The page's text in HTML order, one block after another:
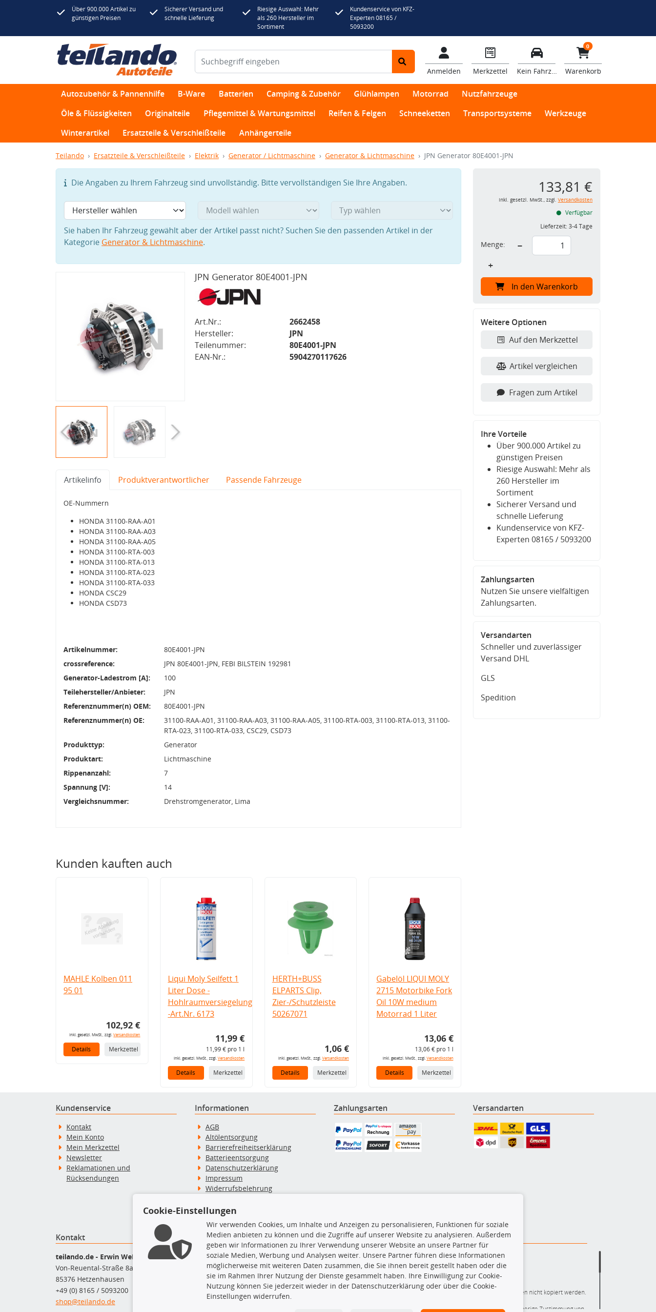
Über 900.000 Artikel zu
günstigen Preisen
Sicherer Versand und
schnelle Lieferung
Riesige Auswahl: Mehr
als 260 Hersteller im
Sortiment
Kundenservice von KFZ-
Experten 08165 /
5093200
Anmelden Merkzettel Kein Fahrzeug
0
Warenkorb
Autozubehör & Pannenhilfe B-Ware Batterien Camping & Zubehör Glühlampen Motorrad
Nutzfahrzeuge
Öle & Flüssigkeiten
Originalteile Pflegemittel & Wartungsmittel Reifen & Felgen Schneeketten Transportsysteme
Werkzeuge
Winterartikel
Ersatzteile & Verschleißteile Anhängerteile
Teilando Ersatzteile & Verschleißteile Elektrik Generator / Lichtmaschine Generator & Lichtmaschine JPN Generator 80E4001-JPN
Die Angaben zu Ihrem Fahrzeug sind unvollständig. Bitte vervollständigen Sie Ihre Angaben.
Sie haben Ihr Fahrzeug gewählt aber der Artikel passt nicht? Suchen Sie den passenden Artikel in der
Kategorie Generator & Lichtmaschine.
JPN Generator 80E4001-JPN
Art.Nr.:
2662458
Hersteller:
JPN
Teilenummer:
80E4001-JPN
EAN-Nr.:
5904270117626
Artikelinfo Produktverantwortlicher Passende Fahrzeuge
OE-Nummern
HONDA 31100-RAA-A01
HONDA 31100-RAA-A03
HONDA 31100-RAA-A05
HONDA 31100-RTA-003
HONDA 31100-RTA-013
HONDA 31100-RTA-023
HONDA 31100-RTA-033
HONDA CSC29
HONDA CSD73
Artikelnummer:
80E4001-JPN
crossreference:
JPN 80E4001-JPN, FEBI BILSTEIN 192981
Generator-Ladestrom [A]:
100
Teilehersteller/Anbieter:
JPN
Referenznummer(n) OEM:
80E4001-JPN
Referenznummer(n) OE:
31100-RAA-A01, 31100-RAA-A03, 31100-RAA-A05, 31100-RTA-003, 31100-RTA-013, 31100-
RTA-023, 31100-RTA-033, CSC29, CSD73
Produkttyp:
Generator
Produktart:
Lichtmaschine
Rippenanzahl:
7
Spannung [V]:
14
Vergleichsnummer:
Drehstromgenerator, Lima
Kunden kauften auch
MAHLE Kolben 011
95 01
102,92 €
inkl. gesetzl. MwSt., zzgl.Versandkosten
Details Merkzettel
Liqui Moly Seilfett 1
Liter Dose -
Hohlraumversiegelung
-Art.Nr. 6173
11,99 €
11,99 € pro 1 l
inkl. gesetzl. MwSt., zzgl.Versandkosten
Details Merkzettel
HERTH+BUSS
ELPARTS Clip,
Zier-/Schutzleiste
50267071
1,06 €
inkl. gesetzl. MwSt., zzgl. Versandkosten
Details Merkzettel
Gabelöl LIQUI MOLY
2715 Motorbike Fork
Oil 10W medium
Motorrad 1 Liter
13,06 €
13,06 € pro 1 l
inkl. gesetzl. MwSt., zzgl. Versandkosten
Details Merkzettel
133,81 €
inkl. gesetzl. MwSt., zzgl. Versandkosten
Verfügbar
Lieferzeit:3-4 Tage
Menge:
−
+
In den Warenkorb
Weitere Optionen
Auf den Merkzettel
Artikel vergleichen
Fragen zum Artikel
Ihre Vorteile
Über 900.000 Artikel zu
günstigen Preisen
Riesige Auswahl: Mehr als
260 Hersteller im
Sortiment
Sicherer Versand und
schnelle Lieferung
Kundenservice von KFZ-
Experten 08165 / 5093200
Zahlungsarten
Nutzen Sie unsere vielfältigen
Zahlungsarten.
Versandarten
Schneller und zuverlässiger
Versand DHL
GLS
Spedition
Kundenservice
Kontakt
Mein Konto
Mein Merkzettel
Newsletter
Reklamationen und
Rücksendungen
Informationen
AGB
Altölentsorgung
Barrierefreiheitserklärung
Batterieentsorgung
Datenschutzerklärung
Impressum
Widerrufsbelehrung
Zahlung & Versand
Zahlungsarten Versandarten
Kontakt
teilando.de - Erwin Weber GmbH
Von-Reuental-Straße 8a
85376 Hetzenhausen
+49 (0) 8165 / 5093200
shop@teilando.de
Top Produkte
Beleuchtung
Bremsbeläge
Bremsscheiben
Kupplungssatz
Querlenker
TecDoc Inside
Die hier angezeigten Daten insbesondere die gesamte Datenbank dürfen nicht kopiert werden.
Es ist zu unterlassen, die Daten oder die gesamte Datenbank ohne vorherige Zustimmung von
Cookie-Einstellungen
Wir verwenden Cookies, um Inhalte und Anzeigen zu personalisieren, Funktionen für soziale
Medien anbieten zu können und die Zugriffe auf unserer Website zu analysieren. Außerdem
geben wir Informationen zu Ihrer Verwendung unserer Website an unsere Partner für
soziale Medien, Werbung und Analysen weiter. Unsere Partner führen diese Informationen
möglicherweise mit weiteren Daten zusammen, die Sie ihnen bereit gestellt haben oder die
sie im Rahmen Ihrer Nutzung der Dienste gesammelt haben. Ihre Einwilligung zur Cookie-
Nutzung können Sie jederzeit wieder in der Datenschutzerklärung oder über die Cookie-
Einstellungen widerrufen.